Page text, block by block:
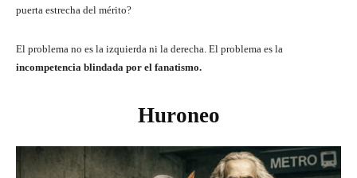
puerta estrecha del mérito?
El problema no es la izquierda ni la derecha. El problema es la
incompetencia blindada por el fanatismo.
Huroneo